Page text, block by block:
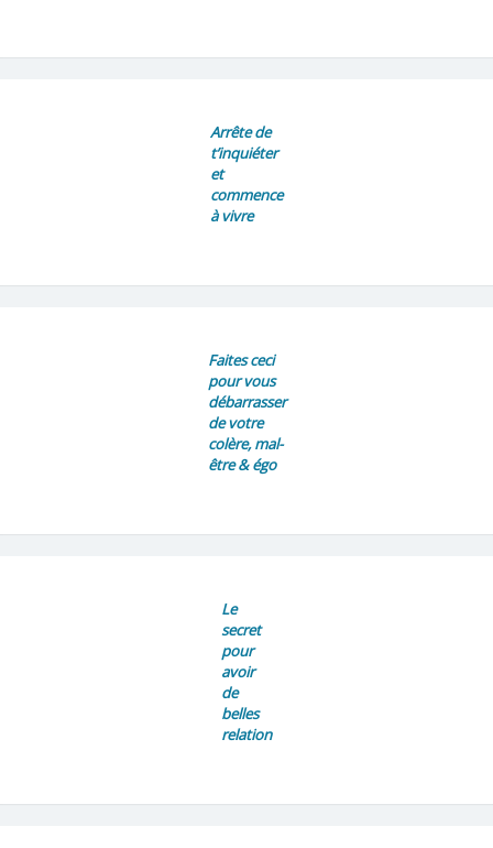
Arrête de
t’inquiéter
et
commence
à vivre
Faites ceci
pour vous
débarrasser
de votre
colère, mal-
être & égo
Le
secret
pour
avoir
de
belles
relation